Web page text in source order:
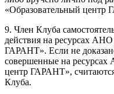
«Образовательный центр
9. Член Клуба
действия на ресурсах
ГАРАНТ». Если не
совершенные на
центр ГАРАНТ»,
Клуба.